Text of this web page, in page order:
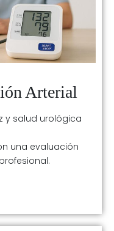
Arterial
y salud urológica
una evaluación